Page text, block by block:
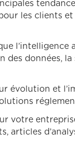
les clients et
l’intelligence
données, la
évolution et
votre
articles